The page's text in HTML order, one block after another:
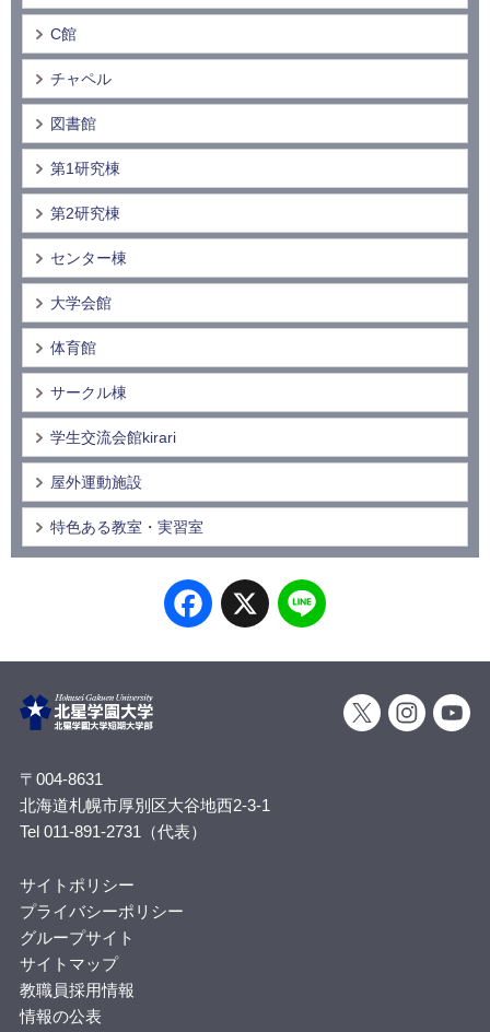
C館
チャペル
図書館
第1研究棟
第2研究棟
センター棟
大学会館
体育館
サークル棟
学生交流会館kirari
屋外運動施設
特色ある教室・実習室
Facebook
X
〒004-8631
北海道札幌市厚別区大谷地西2-3-1
Tel 011-891-2731（代表）
サイトポリシー
プライバシーポリシー
グループサイト
サイトマップ
教職員採用情報
情報の公表